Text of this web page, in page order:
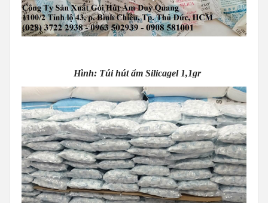
Hình: Túi hút ẩm Silicagel 1,1gr